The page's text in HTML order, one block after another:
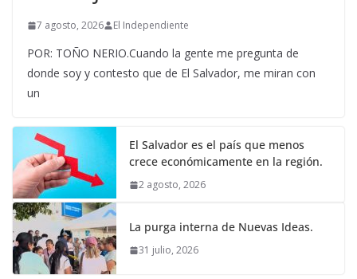
7 agosto, 2026 El Independiente
POR: TOÑO NERIO.Cuando la gente me pregunta de
donde soy y contesto que de El Salvador, me miran con
un
El Salvador es el país que menos
crece económicamente en la región.
2 agosto, 2026
La purga interna de Nuevas Ideas.
31 julio, 2026